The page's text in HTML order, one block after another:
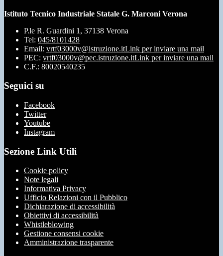
Istituto Tecnico Industriale Statale G. Marconi Verona
P.le R. Guardini 1, 37138 Verona
Tel: 045/8101428
Email: vrtf03000v@istruzione.itLink per inviare una mail
PEC: vrtf03000v@pec.istruzione.itLink per inviare una mail
C.F.: 80020540235
Seguici su
Facebook
Twitter
Youtube
Instagram
Sezione Link Utili
Cookie policy
Note legali
Informativa Privacy
Ufficio Relazioni con il Pubblico
Dichiarazione di accessibilità
Obiettivi di accessibilità
Whistleblowing
Gestione consensi cookie
Amministrazione trasparente